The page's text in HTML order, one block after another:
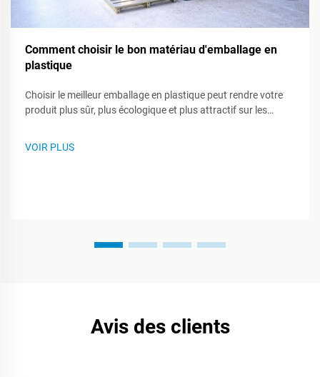
Comment choisir le bon matériau d'emballage en
plastique
Choisir le meilleur emballage en plastique peut rendre votre
produit plus sûr, plus écologique et plus attractif sur les
VOIR PLUS
Avis des clients